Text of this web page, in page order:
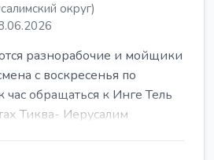
округ)
разнорабочие и мойщики
с воскресенья по
обращаться к Инге Тель
Тиква- Иерусалим